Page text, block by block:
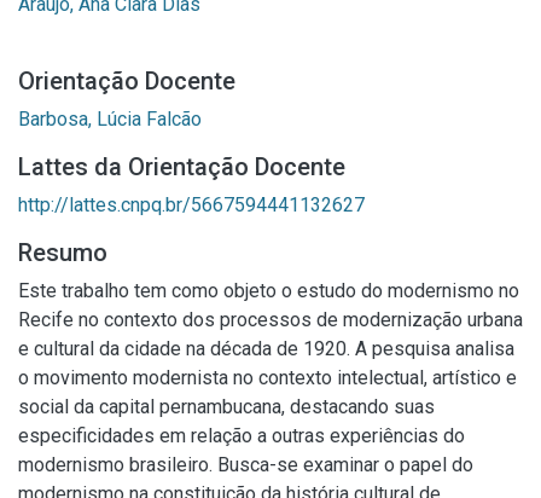
Orientação Docente
Barbosa, Lúcia Falcão
Lattes da Orientação Docente
http://lattes.cnpq.br/5667594441132627
Resumo
Este trabalho tem como objeto o estudo do modernismo no
Recife no contexto dos processos de modernização urbana
e cultural da cidade na década de 1920. A pesquisa analisa
o movimento modernista no contexto intelectual, artístico e
social da capital pernambucana, destacando suas
especificidades em relação a outras experiências do
modernismo brasileiro. Busca-se examinar o papel do